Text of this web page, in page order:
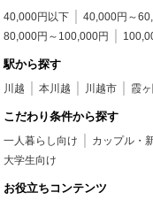
40,000円以下 40,000円～
80,000円～100,000円
駅から探す
川越 本川越 川越市 霞
こだわり条件から探す
一人暮らし向け カップル・
大学生向け
お役立ちコンテンツ